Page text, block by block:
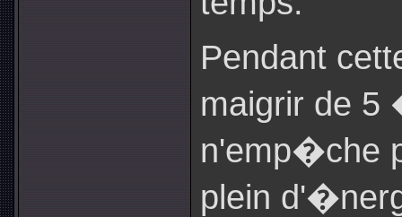
Pendant
maigrir de 5
n'emp�che
plein